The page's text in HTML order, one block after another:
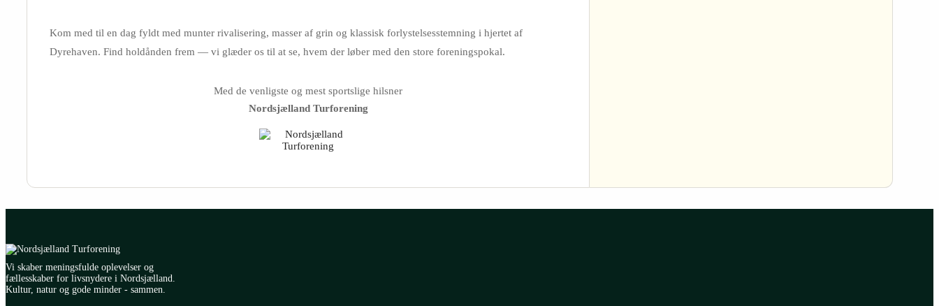
Kom med til en dag fyldt med munter rivalisering, masser af grin og klassisk forlystelsesstemning i hjertet af
Dyrehaven. Find holdånden frem — vi glæder os til at se, hvem der løber med den store foreningspokal.
Med de venligste og mest sportslige hilsner
Nordsjælland Turforening
Vi skaber meningsfulde oplevelser og
fællesskaber for livsnydere i Nordsjælland.
Kultur, natur og gode minder - sammen.